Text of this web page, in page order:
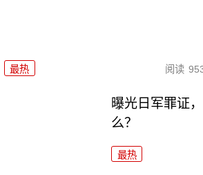
最热 阅读
曝光日军罪证
么？
最热